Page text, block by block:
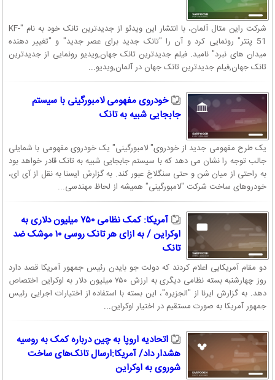
شرکت راین متال آلمان، با انتشار این ویدئو از جدیدترین تانک خود به نام "KF-
51 پنتر" رونمایی کرد و آن را "تانک جدید برای عصر جدید" و "تغییر دهنده
میدان های نبرد" نامید. فیلم جدیدترین تانک جهان,ویدیو رونمایی از جدیدترین
تانک جهان,فیلم جدیدترین تانک جهان در آلمان,ویدیو...
خودروی مفهومی لامبورگینی با سیستم
جابجایی شبیه به تانک
یک طرح مفهومی جدید از خودروی" لامبورگینی" یک خودروی مفهومی با شمایلی
جالب توجه را نشان می دهد که با سیستم جابجایی شبیه به تانک قادر خواهد بود
به راحتی از میان شن و حتی سنگلاخ عبور کند. به گزارش ایسنا به نقل از آی ای،
خودروهای ساخت شرکت "لامبورگینی" همیشه از لحاظ مهندسی...
آمریکا: کمک نظامی ۷۵۰ میلیون دلاری به
اوکراین / به ازای هر تانک روسی ۱۰ موشک ضد
تانک
دو مقام آمریکایی اعلام کردند که دولت جو بایدن رئیس جمهور آمریکا قصد دارد
روز چهارشنبه بسته نظامی دیگری به ارزش ۷۵۰ میلیون دلار به اوکراین اختصاص
دهد. به گزارش ایرنا از "الجزیره"، این بسته با استفاده از اختیارات اجرایی رئیس
جمهور آمریکا به صورت مستقیم در اختیار اوکراین...
اتحادیه اروپا به چین درباره کمک به روسیه
هشدار داد/ آمریکا:ارسال تانک‌های ساخت
شوروی به اوکراین